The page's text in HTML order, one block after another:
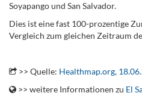
Soyapango und San Salvador.
Dies ist eine fast 100-prozentige
Vergleich zum gleichen Zeitraum
>> Quelle: Healthmap.org,
>> weitere Informationen zu El